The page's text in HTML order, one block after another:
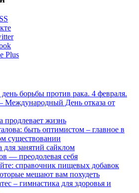
борьбы против рака. 4 февраля.
Международный День отказа от
продлевает жизнь
быть оптимистом – главное в
существовании
занятий сайклом
— преодолевая себя
справочник пищевых добавок
мешают вам похудеть
– гимнастика для здоровья и